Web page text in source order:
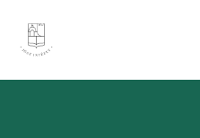
content